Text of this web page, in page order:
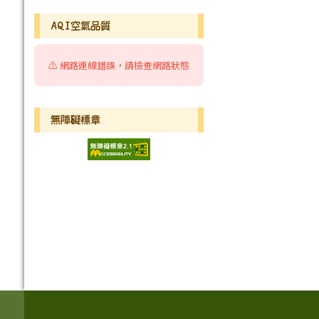
AQI空氣品質
⚠️ 網路連線錯誤，請檢查網路狀態
無障礙標章